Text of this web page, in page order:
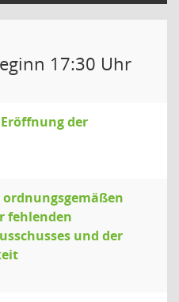
17:30 Uhr
der
fehlenden
und der